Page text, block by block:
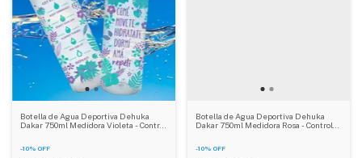
Botella de Agua Deportiva Dehuka
Dakar 750ml Medidora Violeta - Control
-10% OFF
Botella de Agua Deportiva Dehuka
Dakar 750ml Medidora Rosa - Control
-10% OFF